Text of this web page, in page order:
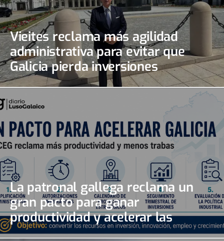
Vieites reclama más agilidad
administrativa para evitar que
Galicia pierda inversiones
La patronal gallega reclama un
gran pacto para ganar
productividad y acelerar las
inversiones